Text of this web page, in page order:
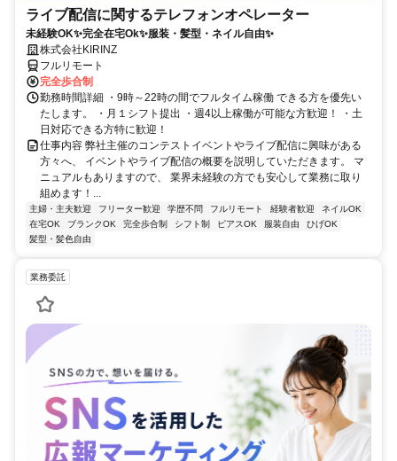
ライブ配信に関するテレフォンオペレーター
未経験OK✨完全在宅Ok✨服装・髪型・ネイル自由✨
株式会社KIRINZ
フルリモート
完全歩合制
勤務時間詳細 ・9時～22時の間でフルタイム稼働 できる方を優先い
たします。 ・月１シフト提出 ・週4以上稼働が可能な方歓迎！ ・土
日対応できる方特に歓迎！
仕事内容 弊社主催のコンテストイベントやライブ配信に興味がある
方々へ、 イベントやライブ配信の概要を説明していただきます。 マ
ニュアルもありますので、 業界未経験の方でも安心して業務に取り
組めます！...
主婦・主夫歓迎 フリーター歓迎 学歴不問 フルリモート 経験者歓迎
ネイルOK
在宅OK
ブランクOK 完全歩合制 シフト制 ピアスOK 服装自由
ひげOK
髪型・髪色自由
業務委託